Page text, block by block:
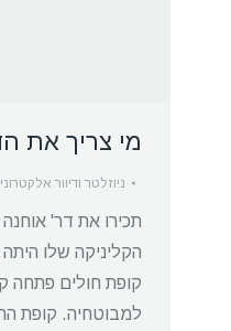
מי צריך את
ניוזלטר ודיוור אלקטרוני
תכירו את דר' אוחנה
הקליניקה שלו
קופת חולים פתחה
למבוטחיה. קופת